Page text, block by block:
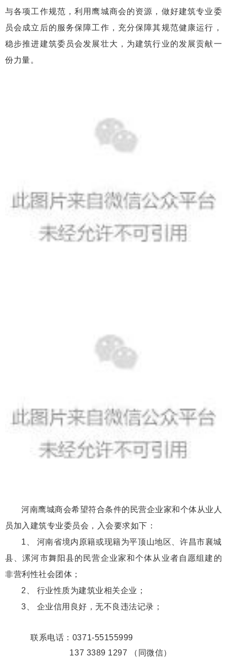
与各项工作规范，利用鹰城商会的资源，做好建筑专业委
员会成立后的服务保障工作，充分保障其规范健康运行，
稳步推进建筑委员会发展壮大，为建筑行业的发展贡献一
份力量。
河南鹰城商会希望符合条件的民营企业家和个体从业人
员加入建筑专业委员会，入会要求如下：
1、 河南省境内原籍或现籍为平顶山地区、许昌市襄城
县、漯河市舞阳县的民营企业家和个体从业者自愿组建的
非营利性社会团体；
2、 行业性质为建筑业相关企业；
3、 企业信用良好，无不良违法记录；
联系电话：0371-55155999
137 3389 1297 （同微信）